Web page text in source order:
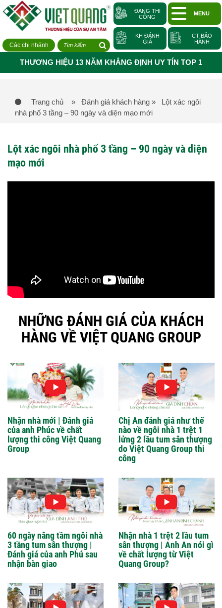
Các chi nhánh
ĐANG THI
CÔNG
MENU
KH ĐÁNH
GIÁ
CT BẢO
HÀNH
THƯƠNG HIỆU 13 NĂM KHẲNG ĐỊNH UY TÍN TOP 1
Trang chủ » Đánh giá khách hàng » Lột xác ngôi
nhà phố 3 tầng – 90 ngày và diện mạo mới
Lột xác ngôi nhà phố 3 tầng – 90 ngày và diện
mạo mới
NHỮNG ĐÁNH GIÁ CỦA KHÁCH
HÀNG VỀ VIỆT QUANG GROUP
Nhận nhà mới | Đánh giá
của anh Phúc về chất
lượng thi công Việt Quang
Group
Chị An đánh giá như thế
nào về ngôi nhà 1 trệt 1
lửng 2 lầu tum sân thượng
do Việt Quang Group thi
công
60 ngày nâng tầm ngôi nhà
3 tầng tum sân thượng |
Đánh giá của anh Phú sau
nhận bàn giao
Nhận nhà 1 trệt 2 lầu tum
sân thượng | Anh An nói gì
về chất lượng từ Việt
Quang Group?